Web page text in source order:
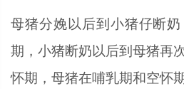
母猪分娩以后到小猪仔断
期，小猪断奶以后到母猪再
怀期，母猪在哺乳期和空怀